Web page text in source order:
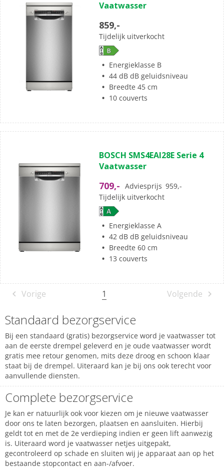
Vaatwasser
859,-
Tijdelijk uitverkocht
Energieklasse B
44 dB dB geluidsniveau
Breedte 45 cm
10 couverts
BOSCH SMS4EAI28E Serie 4
Vaatwasser
709,- Adviesprijs 959,-
Tijdelijk uitverkocht
Energieklasse A
42 dB dB geluidsniveau
Breedte 60 cm
13 couverts
Vorige 1 Volgende
Standaard bezorgservice
Bij een standaard (gratis) bezorgservice word je vaatwasser tot
aan de eerste drempel geleverd en je oude vaatwasser wordt
gratis mee retour genomen, mits deze droog en schoon klaar
staat bij de drempel. Uiteraard kan je bij ons ook terecht voor
aanvullende diensten.
Complete bezorgservice
Je kan er natuurlijk ook voor kiezen om je nieuwe vaatwasser
door ons te laten bezorgen, plaatsen en aansluiten. Hierbij
geldt tot en met de 2e verdieping indien er geen lift aanwezig
is. Uiteraard word je vaatwasser netjes uitgepakt,
gecontroleerd op schade en sluiten wij je apparaat aan op het
bestaande stopcontact en aan-/afvoer.